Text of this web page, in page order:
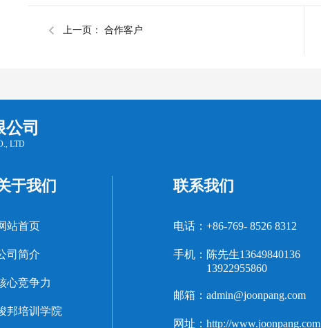
上一页： 合作客户
司
LTD
于我们
站首页
司简介
心竞争力
邦培训学院
联系我们
电话：+86-769- 8526 8312
手机： 陈先生13649840136
13922955860
邮箱：admin@joonpang.com
网址：http://www.joonpang.com